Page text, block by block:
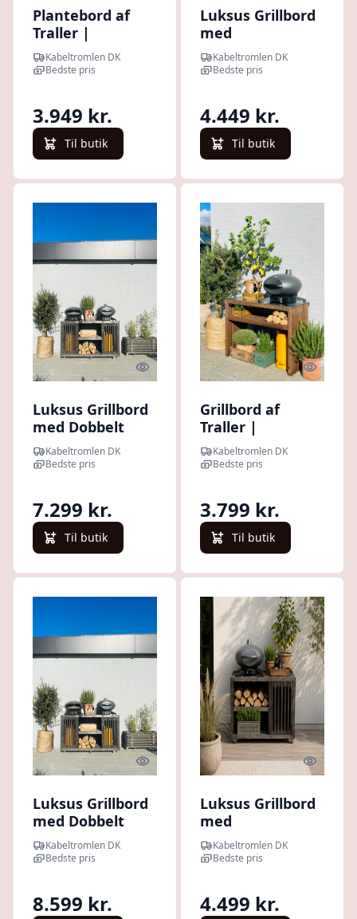
Plantebord af
Traller |
Sortbejdset | 49
cm / Med
Kabeltromlen DK
Bedste pris
3.949 kr.
Til butik
Luksus Grillbord
med
Gasflaskeskjuler
| Nye Traller |
cm
Kabeltromlen DK
Bedste pris
4.449 kr.
Til butik
Quick look
Luksus Grillbord
med Dobbelt
Gasflaskeskjuler
| Sorte traller |
cm
Kabeltromlen DK
Bedste pris
7.299 kr.
Til butik
Quick
Grillbord af
Traller |
Brunbejdset |
137 cm / 49 cm /
Kabeltromlen DK
Bedste pris
3.799 kr.
Til butik
Quick look
Luksus Grillbord
med Dobbelt
Gasflaskeskjuler
| Sorte traller |
cm
Kabeltromlen DK
Bedste pris
8.599 kr.
Quick
Luksus Grillbord
med
Gasflaskeskjuler
| Sortbejdset |
cm
Kabeltromlen DK
Bedste pris
4.499 kr.